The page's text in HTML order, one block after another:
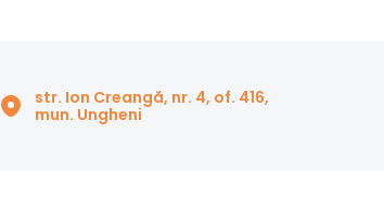
str. Ion Creangă, nr. 4, of. 416,
mun. Ungheni